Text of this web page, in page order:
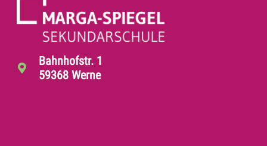
Bahnhofstr. 1
59368 Werne